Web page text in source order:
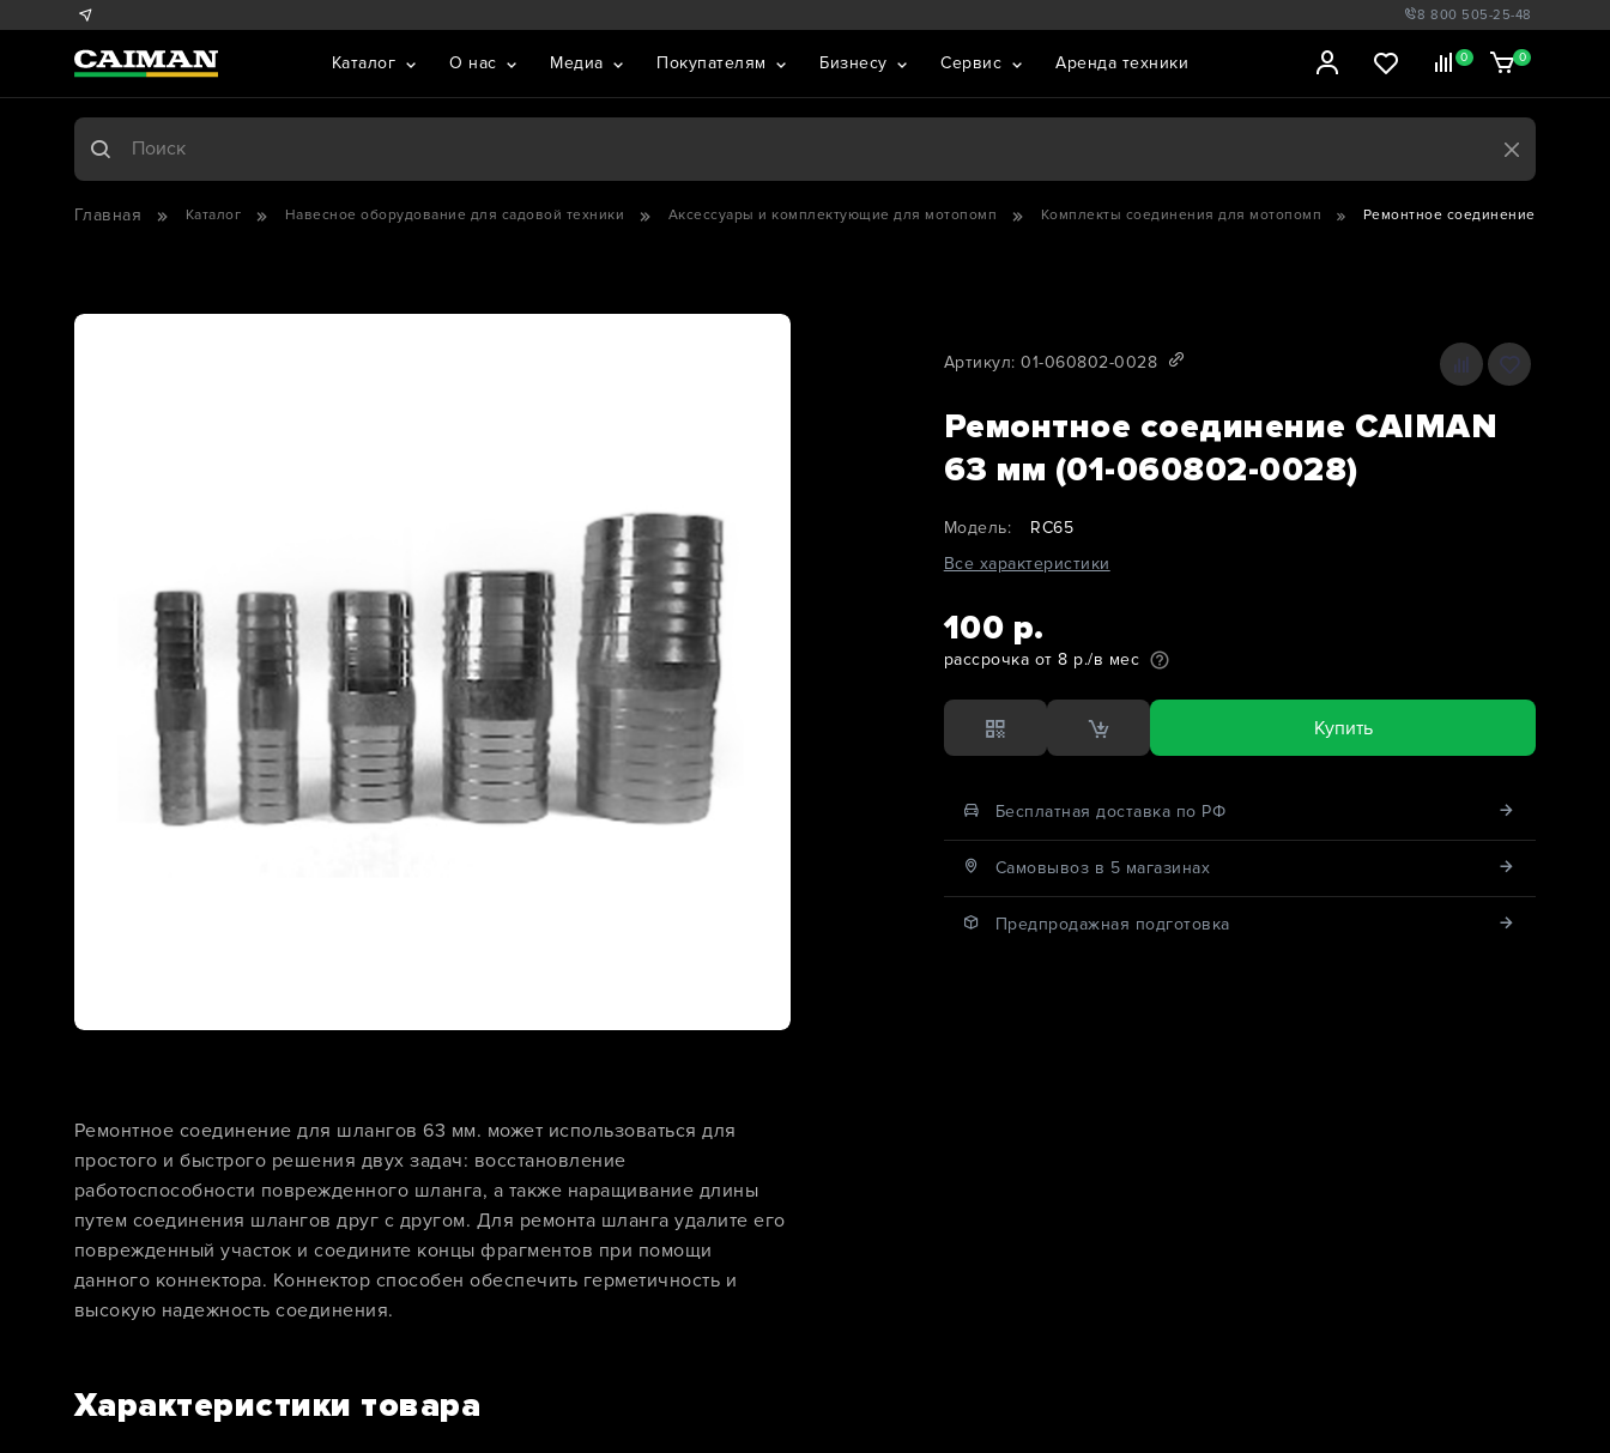
8 800 505-25-48
0 0
Каталог О нас Медиа Покупателям Бизнесу Сервис Аренда техники
Главная Каталог Навесное оборудование для садовой техники Аксессуары и комплектующие для мотопомп Комплекты соединения для мотопомп Ремонтное соединение CAIMAN
Артикул: 01-060802-0028
Ремонтное соединение CAIMAN
63 мм (01-060802-0028)
Модель:
RC65
Все характеристики
100 р.
рассрочка от 8 р./в мес
Купить
Бесплатная доставка по РФ
Cамовывоз в 5 магазинах
Предпродажная подготовка
Ремонтное соединение для шлангов 63 мм. может использоваться для
простого и быстрого решения двух задач: восстановление
работоспособности поврежденного шланга, а также наращивание длины
путем соединения шлангов друг с другом. Для ремонта шланга удалите его
поврежденный участок и соедините концы фрагментов при помощи
данного коннектора. Коннектор способен обеспечить герметичность и
высокую надежность соединения.
Характеристики товара